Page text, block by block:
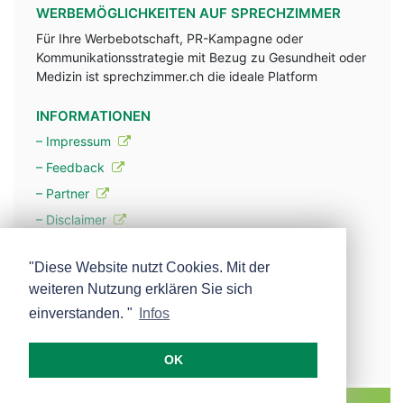
WERBEMÖGLICHKEITEN AUF SPRECHZIMMER
Für Ihre Werbebotschaft, PR-Kampagne oder
Kommunikationsstrategie mit Bezug zu Gesundheit oder
Medizin ist sprechzimmer.ch die ideale Platform
INFORMATIONEN
– Impressum
– Feedback
– Partner
– Disclaimer
– Werbung
– Mehr über unsere Experten
"Diese Website nutzt Cookies. Mit der
weiteren Nutzung erklären Sie sich
einverstanden. "
Infos
OK